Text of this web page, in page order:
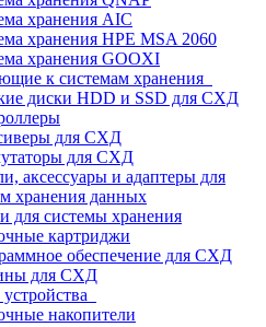
хранения AIC
хранения HPE MSA 2060
хранения GOOXI
к системам хранения
диски HDD и SSD для СХД
для СХД
для СХД
аксессуары и адаптеры для
хранения данных
для системы хранения
картриджи
обеспечение для СХД
для СХД
накопители